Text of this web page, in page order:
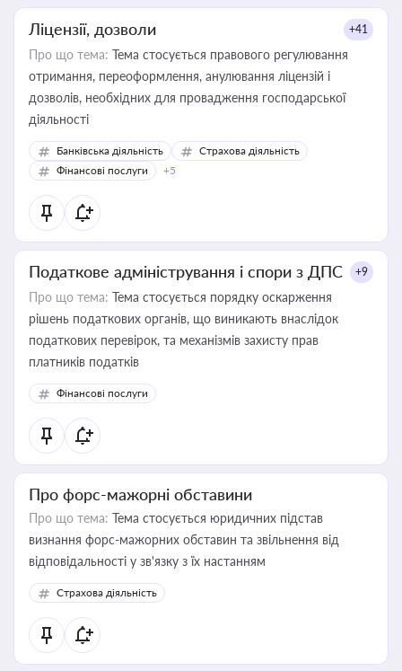
Ліцензії, дозволи +41
Про що тема: Тема стосується правового регулювання
отримання, переоформлення, анулювання ліцензій і
дозволів, необхідних для провадження господарської
діяльності
Банківська діяльність
Страхова діяльність
Фінансові послуги
+5
Податкове адміністрування і спори з ДПС +9
Про що тема: Тема стосується порядку оскарження
рішень податкових органів, що виникають внаслідок
податкових перевірок, та механізмів захисту прав
платників податків
Фінансові послуги
Про форс-мажорні обставини
Про що тема: Тема стосується юридичних підстав
визнання форс-мажорних обставин та звільнення від
відповідальності у зв'язку з їх настанням
Страхова діяльність